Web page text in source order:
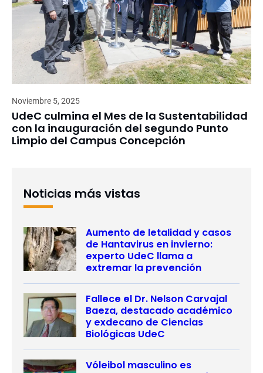
Noviembre 5, 2025
UdeC culmina el Mes de la Sustentabilidad
con la inauguración del segundo Punto
Limpio del Campus Concepción
Noticias más vistas
Aumento de letalidad y casos
de Hantavirus en invierno:
experto UdeC llama a
extremar la prevención
Fallece el Dr. Nelson Carvajal
Baeza, destacado académico
y exdecano de Ciencias
Biológicas UdeC
Vóleibol masculino es